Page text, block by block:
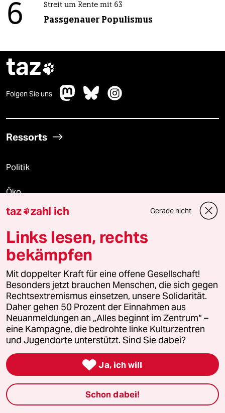
6 Streit um Rente mit 63
Passgenauer Populismus
taz
Folgen Sie uns
Ressorts
Politik
Öko
Gesellschaft
Kultur
Berlin
Nord
Wahrheit
Themen
taz zahl ich Gerade nicht
Links lesen, rechts
bekämpfen
Mit doppelter Kraft für eine offene Gesellschaft!
Besonders jetzt brauchen Menschen, die sich gegen
Rechtsextremismus einsetzen, unsere Solidarität.
Daher gehen 50 Prozent der Einnahmen aus
Neuanmeldungen an „Alles beginnt im Zentrum“ –
eine Kampagne, die bedrohte linke Kulturzentren
und Jugendorte unterstützt. Sind Sie dabei?
 Ja, ich will
Schon dabei!